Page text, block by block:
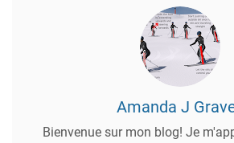
Amanda J
Bienvenue sur mon blog! Je